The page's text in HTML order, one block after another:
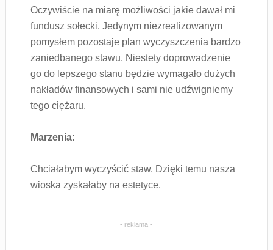
Oczywiście na miarę możliwości jakie dawał mi
fundusz sołecki. Jedynym niezrealizowanym
pomysłem pozostaje plan wyczyszczenia bardzo
zaniedbanego stawu. Niestety doprowadzenie
go do lepszego stanu będzie wymagało dużych
nakładów finansowych i sami nie udźwigniemy
tego ciężaru.
Marzenia:
Chciałabym wyczyścić staw. Dzięki temu nasza
wioska zyskałaby na estetyce.
- reklama -